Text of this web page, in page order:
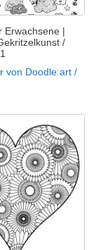
Erwachsene |
/
von Doodle art /